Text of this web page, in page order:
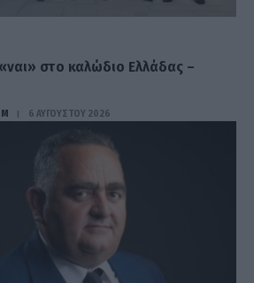
στο καλώδιο Ελλάδας –
6 ΑΥΓΟΎΣΤΟΥ 2026